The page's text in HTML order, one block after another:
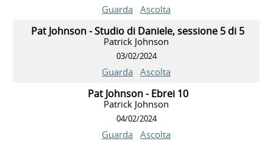
Guarda Ascolta
Pat Johnson - Studio di Daniele, sessione 5 di 5
Patrick Johnson
03/02/2024
Guarda Ascolta
Pat Johnson - Ebrei 10
Patrick Johnson
04/02/2024
Guarda Ascolta